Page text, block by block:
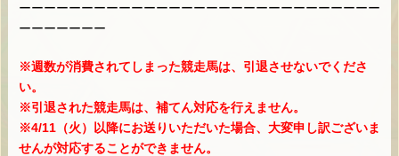
ーーーーーーーーーーーーーーーーーーーーーーーーーーーーー
ーーーーーーー
※週数が消費されてしまった競走馬は、引退させないでくださ
い。
※引退された競走馬は、補てん対応を行えません。
※4/11（火）以降にお送りいただいた場合、大変申し訳ございま
せんが対応することができません。